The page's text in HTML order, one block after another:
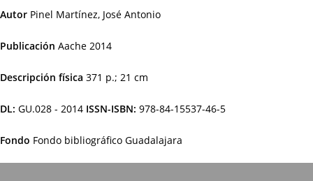
Autor Pinel Martínez, José Antonio
Publicación Aache 2014
Descripción física 371 p.; 21 cm
DL: GU.028 - 2014 ISSN-ISBN: 978-84-15537-46-5
Fondo Fondo bibliográfico Guadalajara